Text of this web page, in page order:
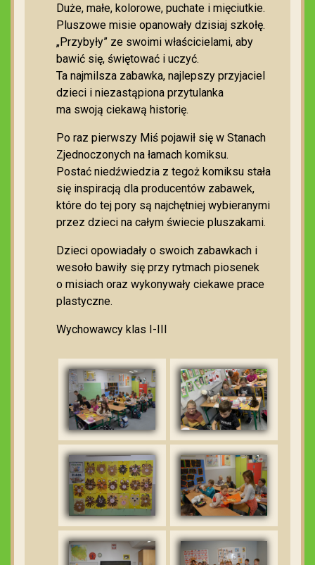
Duże, małe, kolorowe, puchate i mięciutkie.
Pluszowe misie opanowały dzisiaj szkołę.
„Przybyły” ze swoimi właścicielami, aby
bawić się, świętować i uczyć.
Ta najmilsza zabawka, najlepszy przyjaciel
dzieci i niezastąpiona przytulanka
ma swoją ciekawą historię.
Po raz pierwszy Miś pojawił się w Stanach
Zjednoczonych na łamach komiksu.
Postać niedźwiedzia z tegoż komiksu stała
się inspiracją dla producentów zabawek,
które do tej pory są najchętniej wybieranymi
przez dzieci na całym świecie pluszakami.
Dzieci opowiadały o swoich zabawkach i
wesoło bawiły się przy rytmach piosenek
o misiach oraz wykonywały ciekawe prace
plastyczne.
Wychowawcy klas I-III